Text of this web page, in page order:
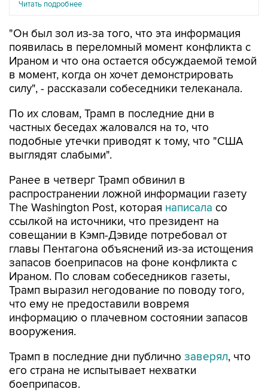
Читать подробнее
"Он был зол из-за того, что эта информация
появилась в переломный момент конфликта с
Ираном и что она остается обсуждаемой темой
в момент, когда он хочет демонстрировать
силу", - рассказали собеседники телеканала.
По их словам, Трамп в последние дни в
частных беседах жаловался на то, что
подобные утечки приводят к тому, что "США
выглядят слабыми".
Ранее в четверг Трамп обвинил в
распространении ложной информации газету
The Washington Post, которая написала со
ссылкой на источники, что президент на
совещании в Кэмп-Дэвиде потребовал от
главы Пентагона объяснений из-за истощения
запасов боеприпасов на фоне конфликта с
Ираном. По словам собеседников газеты,
Трамп выразил негодование по поводу того,
что ему не предоставили вовремя
информацию о плачевном состоянии запасов
вооружения.
Трамп в последние дни публично заверял, что
его страна не испытывает нехватки
боеприпасов.